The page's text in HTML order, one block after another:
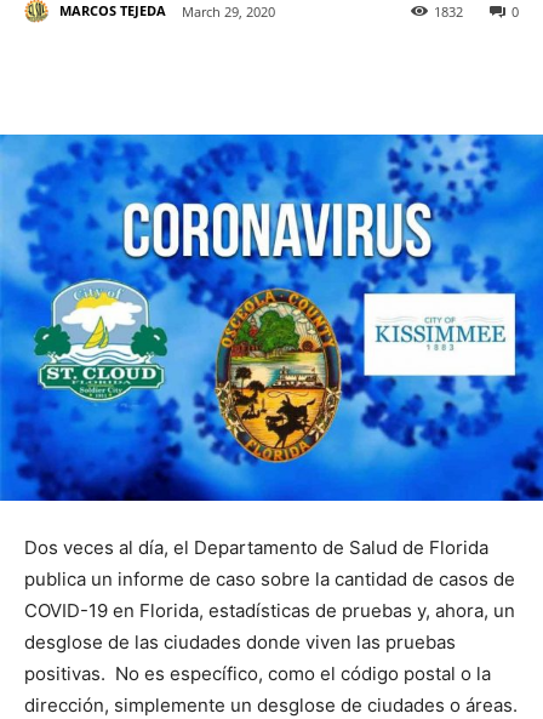
MARCOS TEJEDA March 29, 2020 0
1832
Dos veces al día, el Departamento de Salud de Florida
publica un informe de caso sobre la cantidad de casos de
COVID-19 en Florida, estadísticas de pruebas y, ahora, un
desglose de las ciudades donde viven las pruebas
positivas. No es específico, como el código postal o la
dirección, simplemente un desglose de ciudades o áreas.